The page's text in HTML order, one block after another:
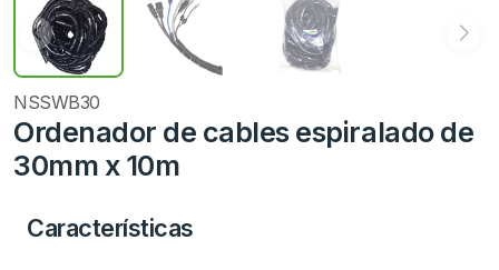
NSSWB30
Ordenador de cables espiralado de
30mm x 10m
Características